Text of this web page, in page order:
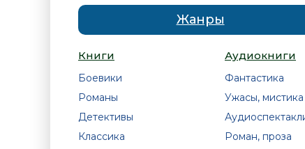
Жанры
Книги
Боевики
Романы
Детективы
Классика
Аудиокниги
Фантастика
Ужасы, мистика
Роман, проза